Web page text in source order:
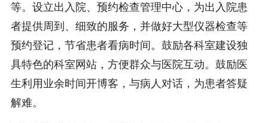
等。设立出入院、预约检查管理中心，为出入院患
者提供周到、细致的服务，并做好大型仪器检查等
预约登记，节省患者看病时间。鼓励各科室建设独
具特色的科室网站，方便群众与医院互动。鼓励医
生利用业余时间开博客，与病人对话，为患者答疑
解难。